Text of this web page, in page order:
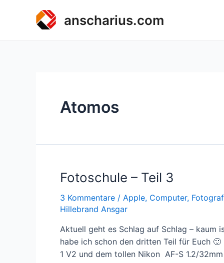
anscharius.com
Atomos
Fotoschule – Teil 3
3 Kommentare / Apple, Computer,
Hillebrand Ansgar
Aktuell geht es Schlag auf Schlag – kaum
habe ich schon den dritten Teil für Euch
1 V2 und dem tollen Nikon AF-S 1.2/